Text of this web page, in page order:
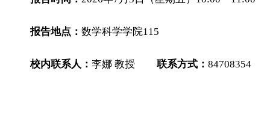
报告地点： 数学科学学院115
校内联系人： 李娜 教授 联系方式： 84708354